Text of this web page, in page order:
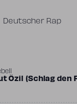
Deutscher Rap
Özil (Schlag den